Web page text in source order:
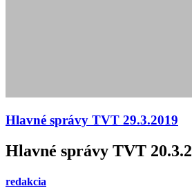
Hlavné správy TVT 29.3.2019
Hlavné správy TVT
redakcia